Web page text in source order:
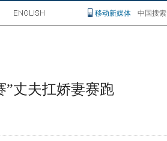
移动新媒体 中国搜索
”丈夫扛娇妻赛跑